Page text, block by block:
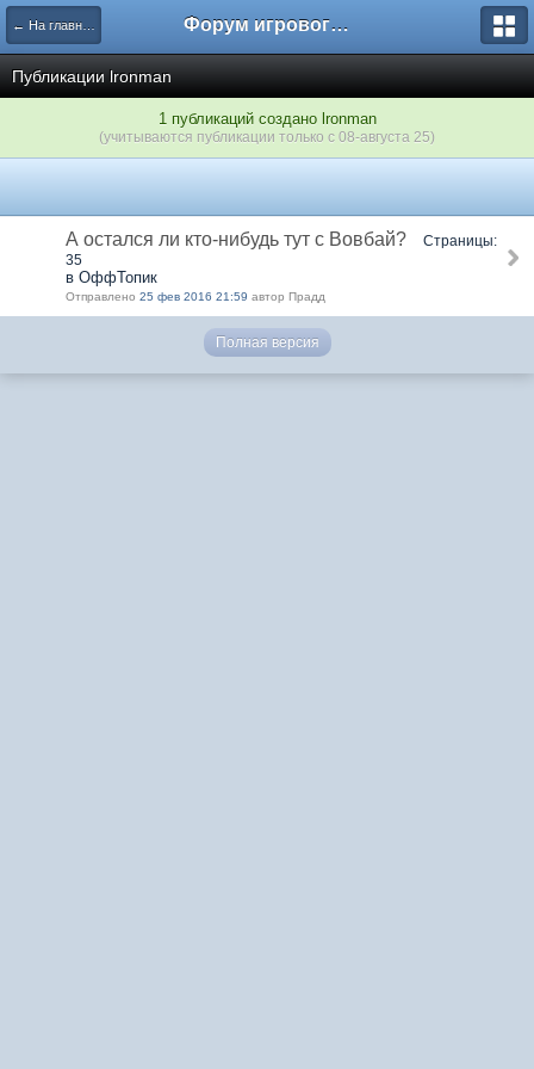
← На главную Форум игрового проекта Riverrise
Публикации lronman
1 публикаций создано lronman
(учитываются публикации только с 08-августа 25)
А остался ли кто-нибудь тут с Вовбай?
Страницы:
35
в ОффТопик
Отправлено 25 фев 2016 21:59 автор Прадд
Полная версия